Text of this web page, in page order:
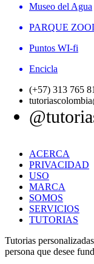
Museo del Agua
PARQUE
Puntos WI-fi
Encicla
(+57) 313 765
ACERCA
PRIVACIDAD
USO
MARCA
SOMOS
SERVICIOS
TUTORIAS
Tutorias
persona que desee